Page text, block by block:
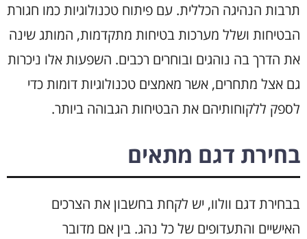
תרבות הנהיגה הכללית. עם פיתוח טכנולוגיות כמו חגורת
הבטיחות ושלל מערכות בטיחות מתקדמות, המותג שינה
את הדרך בה נוהגים ובוחרים רכבים. השפעות אלו ניכרות
גם אצל מתחרים, אשר מאמצים טכנולוגיות דומות כדי
לספק ללקוחותיהם את הבטיחות הגבוהה ביותר.
בחירת דגם מתאים
בבחירת דגם וולוו, יש לקחת בחשבון את הצרכים
האישיים והתעדופים של כל נהג. בין אם מדובר